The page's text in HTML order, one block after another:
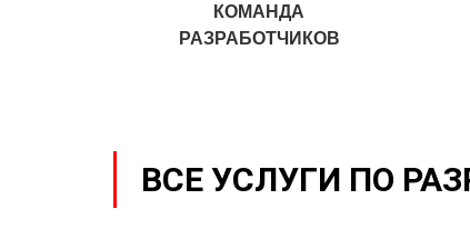
КОМАНДА
РАЗРАБОТЧИКОВ
ВСЕ УСЛУГИ ПО